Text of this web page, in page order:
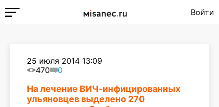
Войти
25 июля 2014 13:09
470
0
На лечение ВИЧ-инфицированных
ульяновцев выделено 270